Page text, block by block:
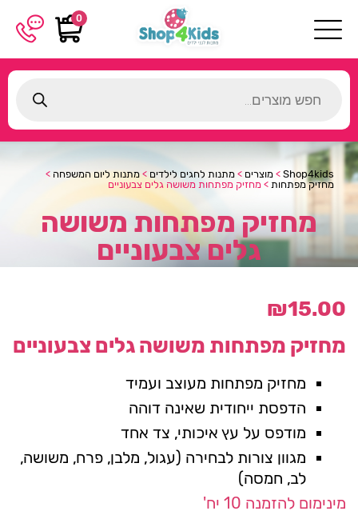
0
search
Shop4kids
> מוצרים > מתנות לחגים לילדים > מתנות ליום המשפחה >
מחזיק מפתחות > מחזיק מפתחות משושה גלים צבעוניים
מחזיק מפתחות משושה
גלים צבעוניים
₪15.00
מחזיק מפתחות משושה גלים צבעוניים
מחזיק מפתחות מעוצב ועמיד
הדפסת ייחודית שאינה דוהה
מודפס על עץ איכותי, צד אחד
מגוון צורות לבחירה (עגול, מלבן, פרח, משושה,
לב, חמסה)
מינימום להזמנה 10 יח'